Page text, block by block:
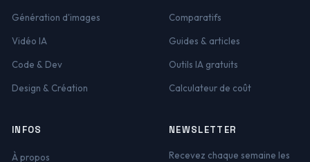
Génération d'images
Vidéo IA
Code & Dev
Design & Création
Comparatifs
Guides & articles
Outils IA gratuits
Calculateur de coût
INFOS
À propos
NEWSLETTER
Recevez chaque semaine les